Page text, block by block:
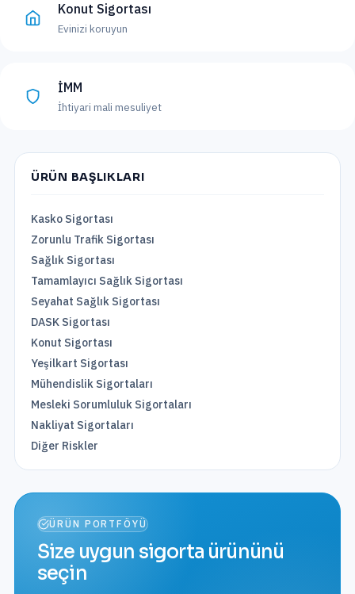
Konut Sigortası
Evinizi koruyun
İMM
İhtiyari mali mesuliyet
ÜRÜN BAŞLIKLARI
Kasko Sigortası
Zorunlu Trafik Sigortası
Sağlık Sigortası
Tamamlayıcı Sağlık Sigortası
Seyahat Sağlık Sigortası
DASK Sigortası
Konut Sigortası
Yeşilkart Sigortası
Mühendislik Sigortaları
Mesleki Sorumluluk Sigortaları
Nakliyat Sigortaları
Diğer Riskler
ÜRÜN PORTFÖYÜ
Size uygun sigorta ürününü
seçin